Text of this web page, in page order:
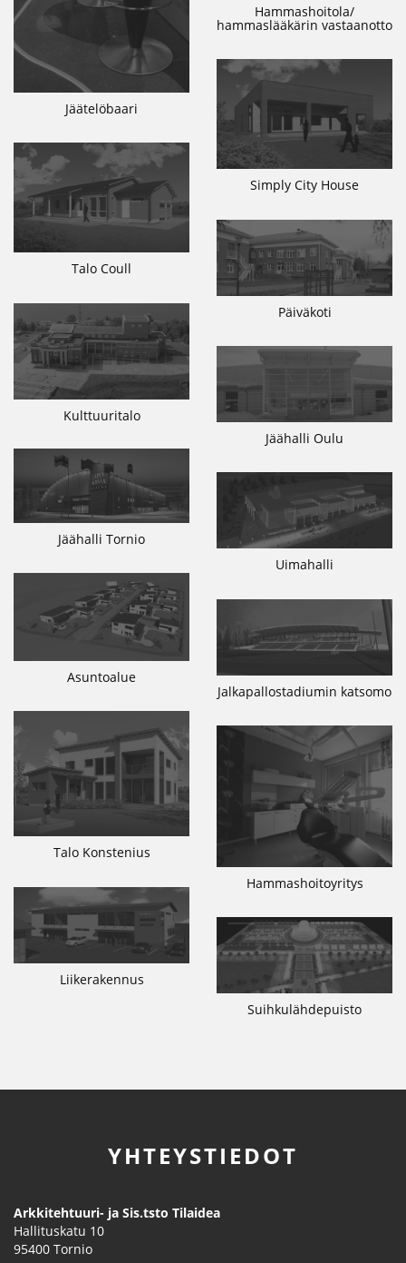
Jäätelöbaari
Hammashoitola/
hammaslääkärin vastaanotto
Simply City House
Talo Coull
Päiväkoti
Kulttuuritalo
Jäähalli Oulu
Jäähalli Tornio
Uimahalli
Asuntoalue
Jalkapallostadiumin katsomo
Talo Konstenius
Hammashoitoyritys
Liikerakennus
Suihkulähdepuisto
YHTEYSTIEDOT
Arkkitehtuuri- ja Sis.tsto Tilaidea
Hallituskatu 10
95400 Tornio